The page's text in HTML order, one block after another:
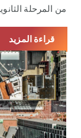
من المرحلة
قراءة المزيد